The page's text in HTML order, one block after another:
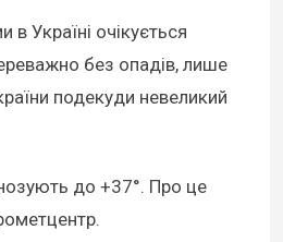
Україні очікується
без опадів, лише
подекуди невеликий
до +37°. Про це